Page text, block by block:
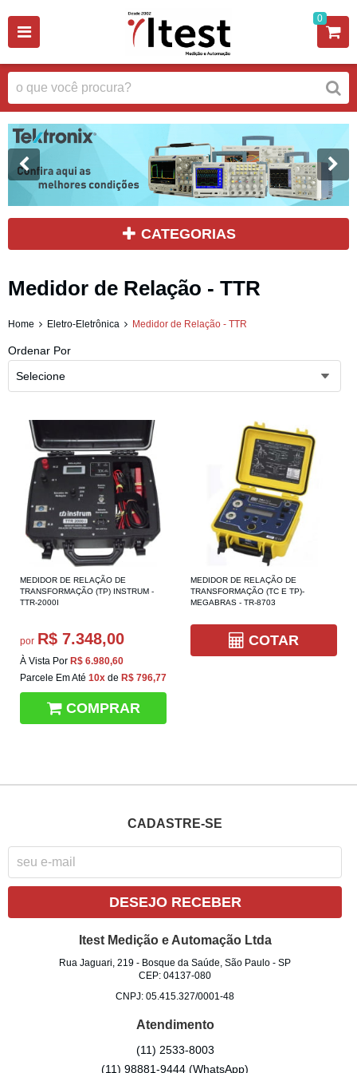
0
CATEGORIAS
Medidor de Relação - TTR
Home Eletro-Eletrônica Medidor de Relação - TTR
Ordenar Por
Selecione
MEDIDOR DE RELAÇÃO DE
TRANSFORMAÇÃO (TP) INSTRUM -
TTR-2000I
por R$ 7.348,00
À Vista Por R$ 6.980,60
Parcele Em Até 10x de R$ 796,77
COMPRAR
MEDIDOR DE RELAÇÃO DE
TRANSFORMAÇÃO (TC E TP)-
MEGABRAS - TR-8703
COTAR
CADASTRE-SE
DESEJO RECEBER
Itest Medição e Automação Ltda
Rua Jaguari, 219 - Bosque da Saúde, São Paulo -SP
CEP: 04137-080
CNPJ: 05.415.327/0001-48
Atendimento
(11) 2533-8003
(11) 98881-9444(WhatsApp)